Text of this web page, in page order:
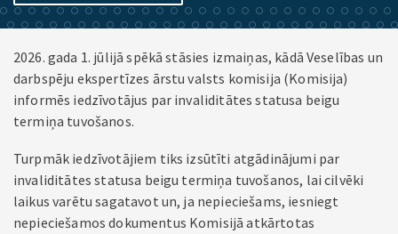
2026. gada 1. jūlijā spēkā stāsies izmaiņas, kādā Veselības un
darbspēju ekspertīzes ārstu valsts komisija (Komisija)
informēs iedzīvotājus par invaliditātes statusa beigu
termiņa tuvošanos.
Turpmāk iedzīvotājiem tiks izsūtīti atgādinājumi par
invaliditātes statusa beigu termiņa tuvošanos, lai cilvēki
laikus varētu sagatavot un, ja nepieciešams, iesniegt
nepieciešamos dokumentus Komisijā atkārtotas